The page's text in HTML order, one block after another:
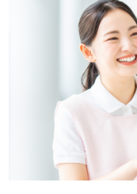
すすめポイント！
活かしたい』『資
力を高めたい』『
『転職でキャリア
変えて働きたい』
コンサルタントより
くお願いします。
【同時募集！積極
＊職種：介護職 ＊
修以上